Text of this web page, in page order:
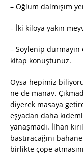
– Oğlum dalmışım
– İki kiloya yakın
– Söylenip
kitap konuştunuz.
Oysa hepimiz
ne de manav.
diyerek masaya
eşyadan daha
yanaşmadı. İlhan
bastıracağını
birlikte çöpe